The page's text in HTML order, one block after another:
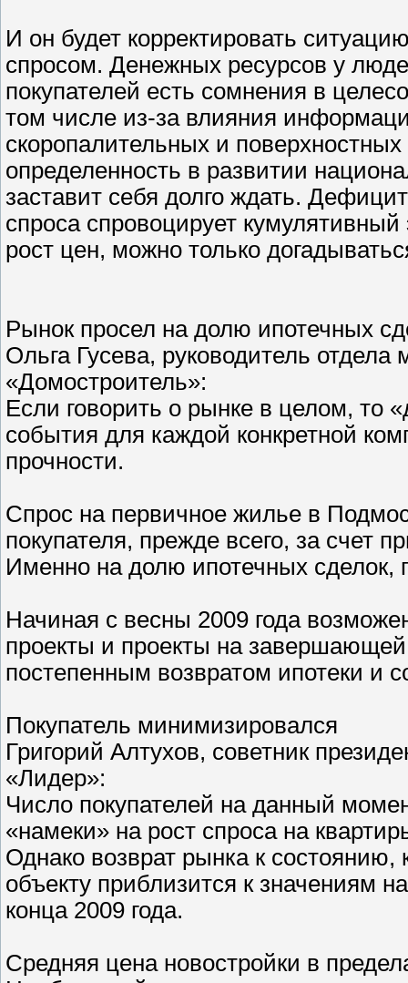
И он будет корректировать
спросом. Денежных ресурсов у
покупателей есть сомнения в
том числе из-за влияния
скоропалительных и
определенность в развитии
заставит себя долго ждать.
спроса спровоцирует
рост цен, можно только
Рынок просел на долю ипотечных
Ольга Гусева, руководитель отдела
«Домостроитель»:
Если говорить о рынке в целом, то
события для каждой конкретной
прочности.
Спрос на первичное жилье в
покупателя, прежде всего, за счет
Именно на долю ипотечных сделок,
Начиная с весны 2009 года
проекты и проекты на завершающей
постепенным возвратом ипотеки и
Покупатель минимизировался
Григорий Алтухов, советник
«Лидер»:
Число покупателей на данный
«намеки» на рост спроса на
Однако возврат рынка к
объекту приблизится к значениям
конца 2009 года.
Средняя цена новостройки в